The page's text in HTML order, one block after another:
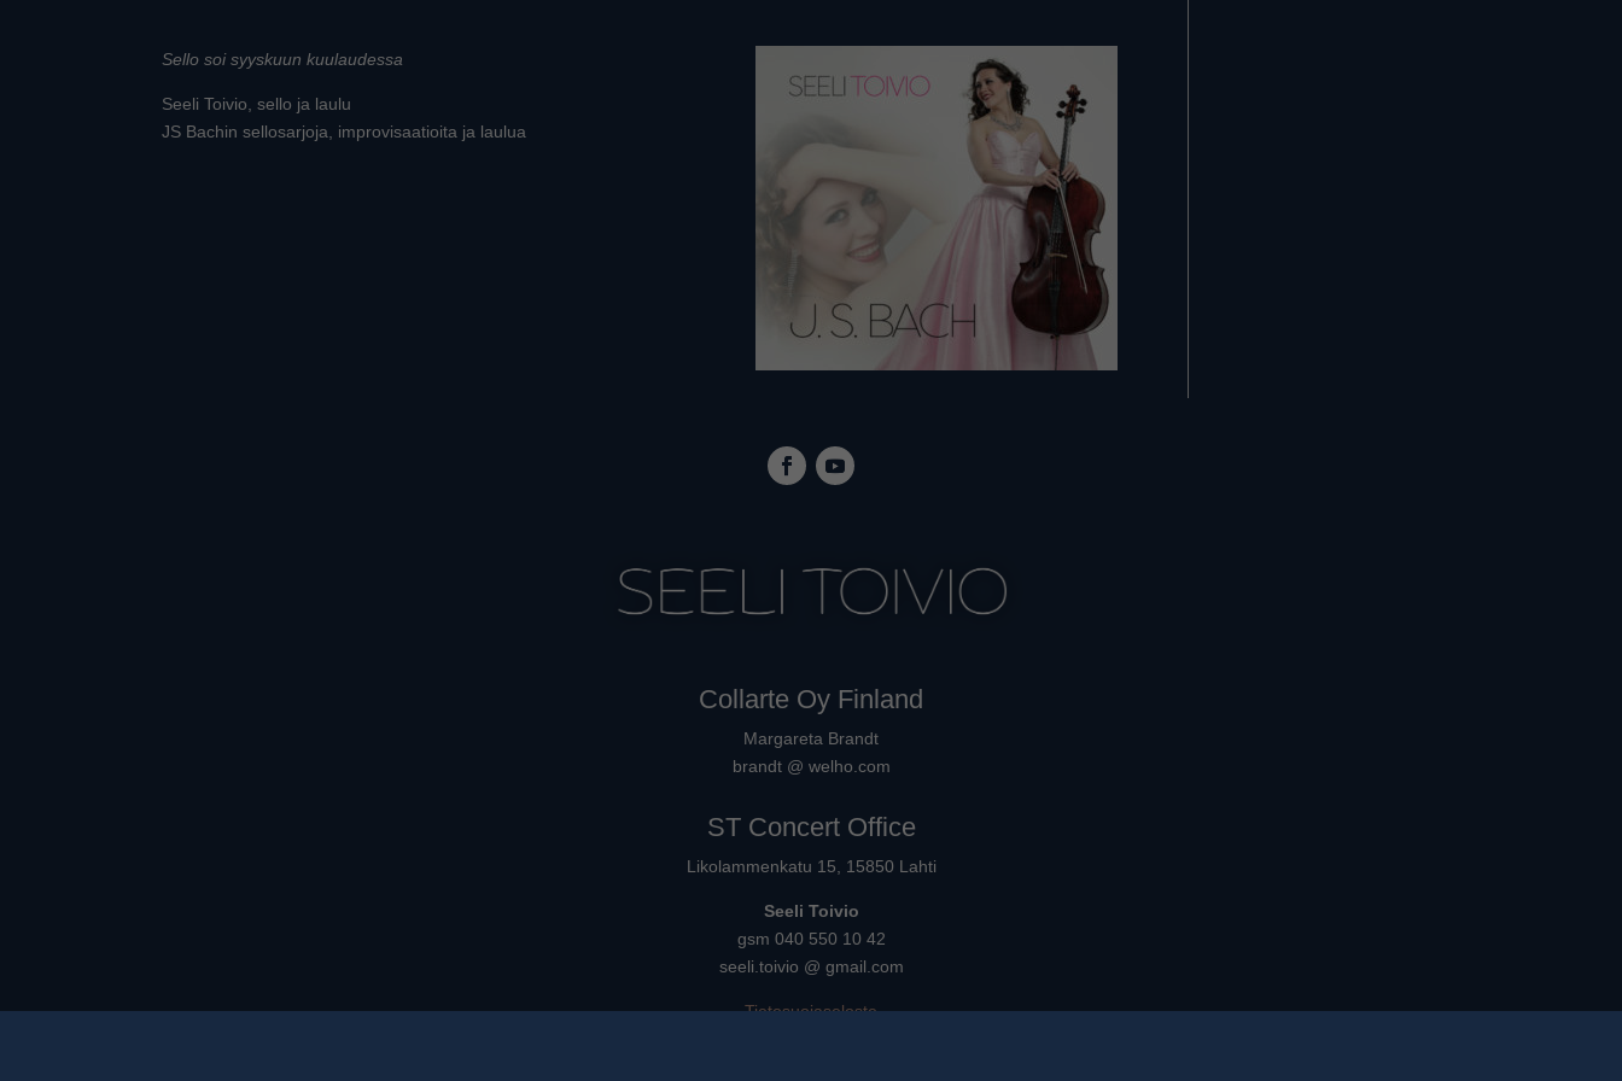
Sello soi syyskuun kuulaudessa
Seeli Toivio, sello ja laulu
JS Bachin sellosarjoja, improvisaatioita ja laulua
Collarte Oy Finland
Margareta Brandt
brandt @ welho.com
ST Concert Office
Likolammenkatu 15, 15850 Lahti
Seeli Toivio
gsm 040 550 10 42
seeli.toivio @ gmail.com
Tietosuojaseloste